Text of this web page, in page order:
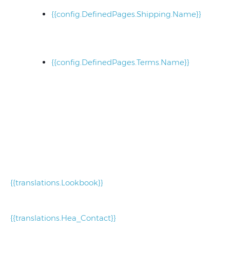
{{config.DefinedPages.Shipping.Name}}
{{config.DefinedPages.Terms.Name}}
{{translations.Lookbook}}
{{translations.Hea_Contact}}